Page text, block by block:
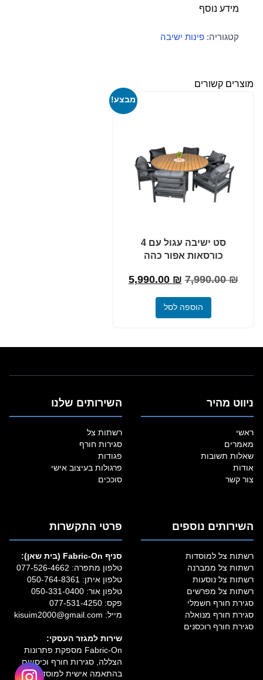
מידע נוסף
קטגוריה: פינות ישיבה
מוצרים קשורים
מבצע!
סט ישיבה עגול עם 4
כורסאות אפור כהה
7,990.00₪
המחיר
המקורי
היה:
5,990.00 ₪
הוספה לסל
ניווט מהיר
ראשי
מאמרים
שאלות תשובות
אודות
צור קשר
השירותים שלנו
רשתות צל
סגירות חורף
פגודות
פרגולות בעיצוב אישי
סוככים
השירותים נוספים
רשתות צל למוסדות
רשתות צל ממברנה
רשתות צל נוסעות
רשתות צל מפרשים
סגירת חורף חשמלי
סגירת חורף מנואלה
סגירת חורף רוכסנים
פרטי התקשרות
סניף Fabric‑On (בית שאן):
טלפון מתפרה: 077-526-4662
טלפון איתן: 050-764-8361
טלפון אור: 050-331-0400
פקס: 077-531-4250
מייל: kisuim2000@gmail.com
שירות למגזר העסקי:
Fabric‑On מספקת פתרונות
הצללה, סגירות חורף וכיסויים
בהתאמה אישית למוסדות,